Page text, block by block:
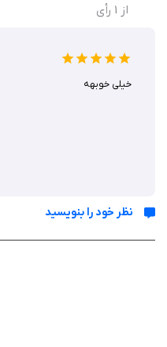
اما همه‌چیز طبق برنامه پیش
از 1 رأی
خیلی خوبهه
نظر خود را بنویسید